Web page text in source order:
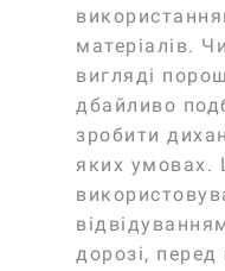
матеріалів.
вигляді
дбайливо
зробити
яких умовах.
дорозі,